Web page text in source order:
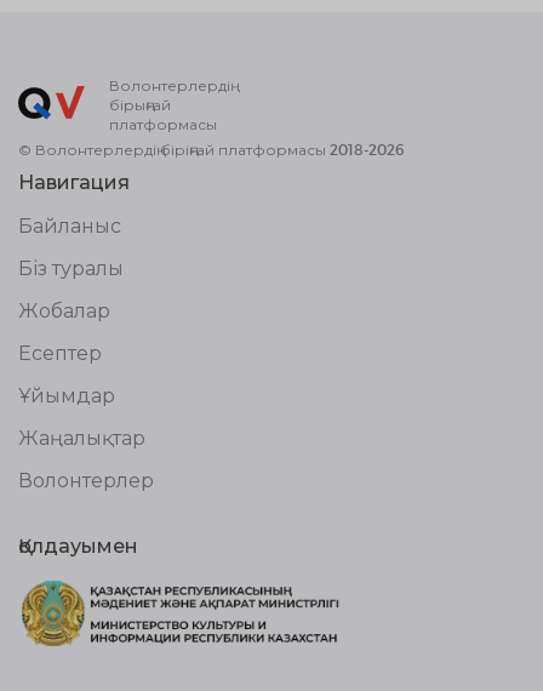
Волонтерлердің
бірыңғай
платформасы
© Волонтерлердің біріңғай платформасы 2018-2026
Навигация
Байланыс
Біз туралы
Жобалар
Есептер
Ұйымдар
Жаңалықтар
Волонтерлер
Қолдауымен